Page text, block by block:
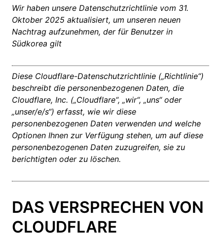
Wir haben unsere Datenschutzrichtlinie vom 31.
Oktober 2025 aktualisiert, um unseren neuen
Nachtrag aufzunehmen, der für Benutzer in
Südkorea gilt
Diese Cloudflare-Datenschutzrichtlinie („Richtlinie“)
beschreibt die personenbezogenen Daten, die
Cloudflare, Inc. („Cloudflare“, „wir“, „uns“ oder
„unser/e/s“) erfasst, wie wir diese
personenbezogenen Daten verwenden und welche
Optionen Ihnen zur Verfügung stehen, um auf diese
personenbezogenen Daten zuzugreifen, sie zu
berichtigten oder zu löschen.
DAS VERSPRECHEN VON
CLOUDFLARE